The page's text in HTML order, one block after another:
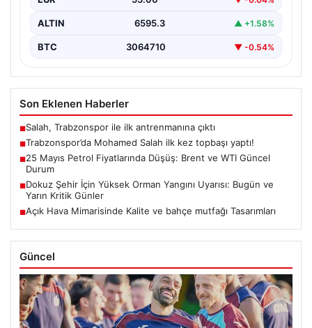
ALTIN 6595.3 ▲ +1.58%
BTC 3064710 ▼ -0.54%
Son Eklenen Haberler
■Salah, Trabzonspor ile ilk antrenmanına çıktı
■Trabzonspor’da Mohamed Salah ilk kez topbaşı yaptı!
■25 Mayıs Petrol Fiyatlarında Düşüş: Brent ve WTI Güncel
Durum
■Dokuz Şehir İçin Yüksek Orman Yangını Uyarısı: Bugün ve
Yarın Kritik Günler
■Açık Hava Mimarisinde Kalite ve bahçe mutfağı Tasarımları
Güncel